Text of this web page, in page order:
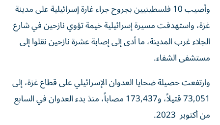
وأصيب 10 فلسطينيين بجروح جراء غارة إسرائيلية على مدينة
غزة، واستهدفت مسيرة إسرائيلية خيمة تؤوي نازحين في شارع
الجلاء غرب المدينة، ما أدى إلى إصابة عشرة نازحين نقلوا إلى
مستشفى الشفاء.
وارتفعت حصيلة ضحايا العدوان الإسرائيلي على قطاع غزة، إلى
73,051 قتيلاً، و173,437 مصاباً، منذ بدء العدوان في السابع
من أكتوبر 2023.